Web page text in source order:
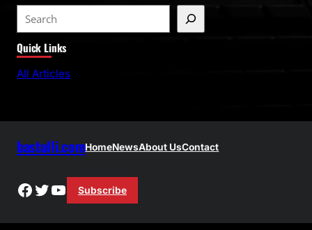
e
a
r
Quick Links
All Articles
bastulli.comHomeNewsAbout UsContact
Facebook
Twitter
YouTube
Subscribe